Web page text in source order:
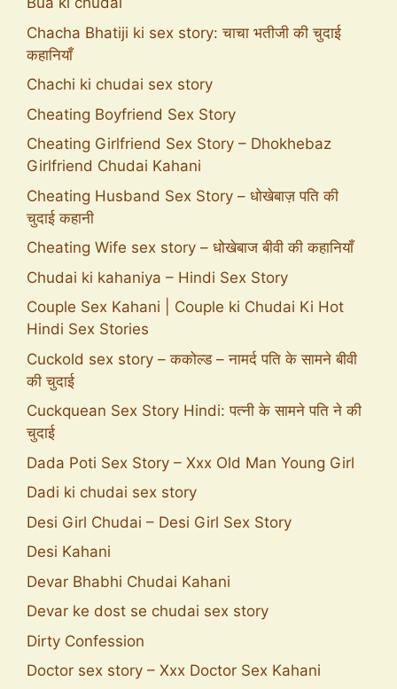
Chacha Bhatiji ki sex story: चाचा भतीजी की चुदाई
कहानियाँ
Chachi ki chudai sex story
Cheating Boyfriend Sex Story
Cheating Girlfriend Sex Story – Dhokhebaz
Girlfriend Chudai Kahani
Cheating Husband Sex Story – धोखेबाज़ पति की
चुदाई कहानी
Cheating Wife sex story – धोखेबाज बीवी की कहानियाँ
Chudai ki kahaniya – Hindi Sex Story
Couple Sex Kahani | Couple ki Chudai Ki Hot
Hindi Sex Stories
Cuckold sex story – ककोल्ड – नामर्द पति के सामने बीवी
की चुदाई
Cuckquean Sex Story Hindi: पत्नी के सामने पति ने की
चुदाई
Dada Poti Sex Story – Xxx Old Man Young Girl
Dadi ki chudai sex story
Desi Girl Chudai – Desi Girl Sex Story
Desi Kahani
Devar Bhabhi Chudai Kahani
Devar ke dost se chudai sex story
Dirty Confession
Doctor sex story – Xxx Doctor Sex Kahani